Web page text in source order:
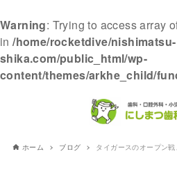
Warning: Trying to access array
in/home/rocketdive/nishimatsu-
shika.com/public_html/wp-
content/themes/arkhe_child/
ホーム ブログ タイガースのオープン戦